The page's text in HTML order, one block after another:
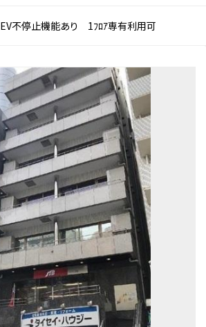
EV不停止機能あり 1ﾌﾛｱ専有利用可